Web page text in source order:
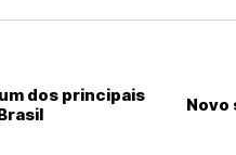
dos principais
Novo